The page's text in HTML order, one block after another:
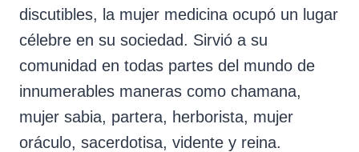
discutibles, la mujer medicina ocupó un lugar
célebre en su sociedad. Sirvió a su
comunidad en todas partes del mundo de
innumerables maneras como chamana,
mujer sabia, partera, herborista, mujer
oráculo, sacerdotisa, vidente y reina.